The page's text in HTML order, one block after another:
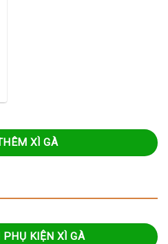
XÌ GÀ
KIỆN XÌ GÀ